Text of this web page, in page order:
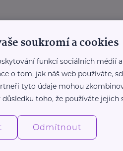
soukromí a cookies
funkcí sociálních médií
o tom, jak náš web používáte,
tyto údaje mohou
toho, že používáte jejich
Odmítnout